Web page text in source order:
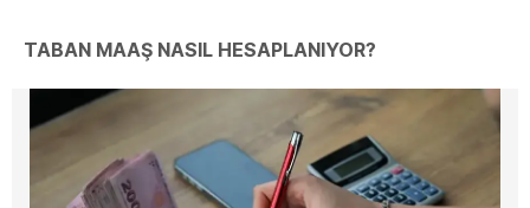
TABAN MAAŞ NASIL HESAPLANIYOR?